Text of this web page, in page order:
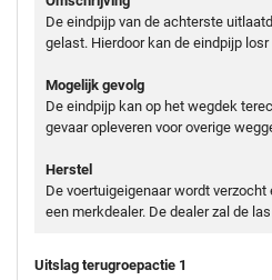
De eindpijp van de achterste
gelast. Hierdoor kan de eindpijp losr
Mogelijk gevolg
De eindpijp kan op het wegdek
gevaar opleveren voor overige
Herstel
De voertuigeigenaar wordt
een merkdealer. De dealer zal de
Uitslag terugroepactie 1